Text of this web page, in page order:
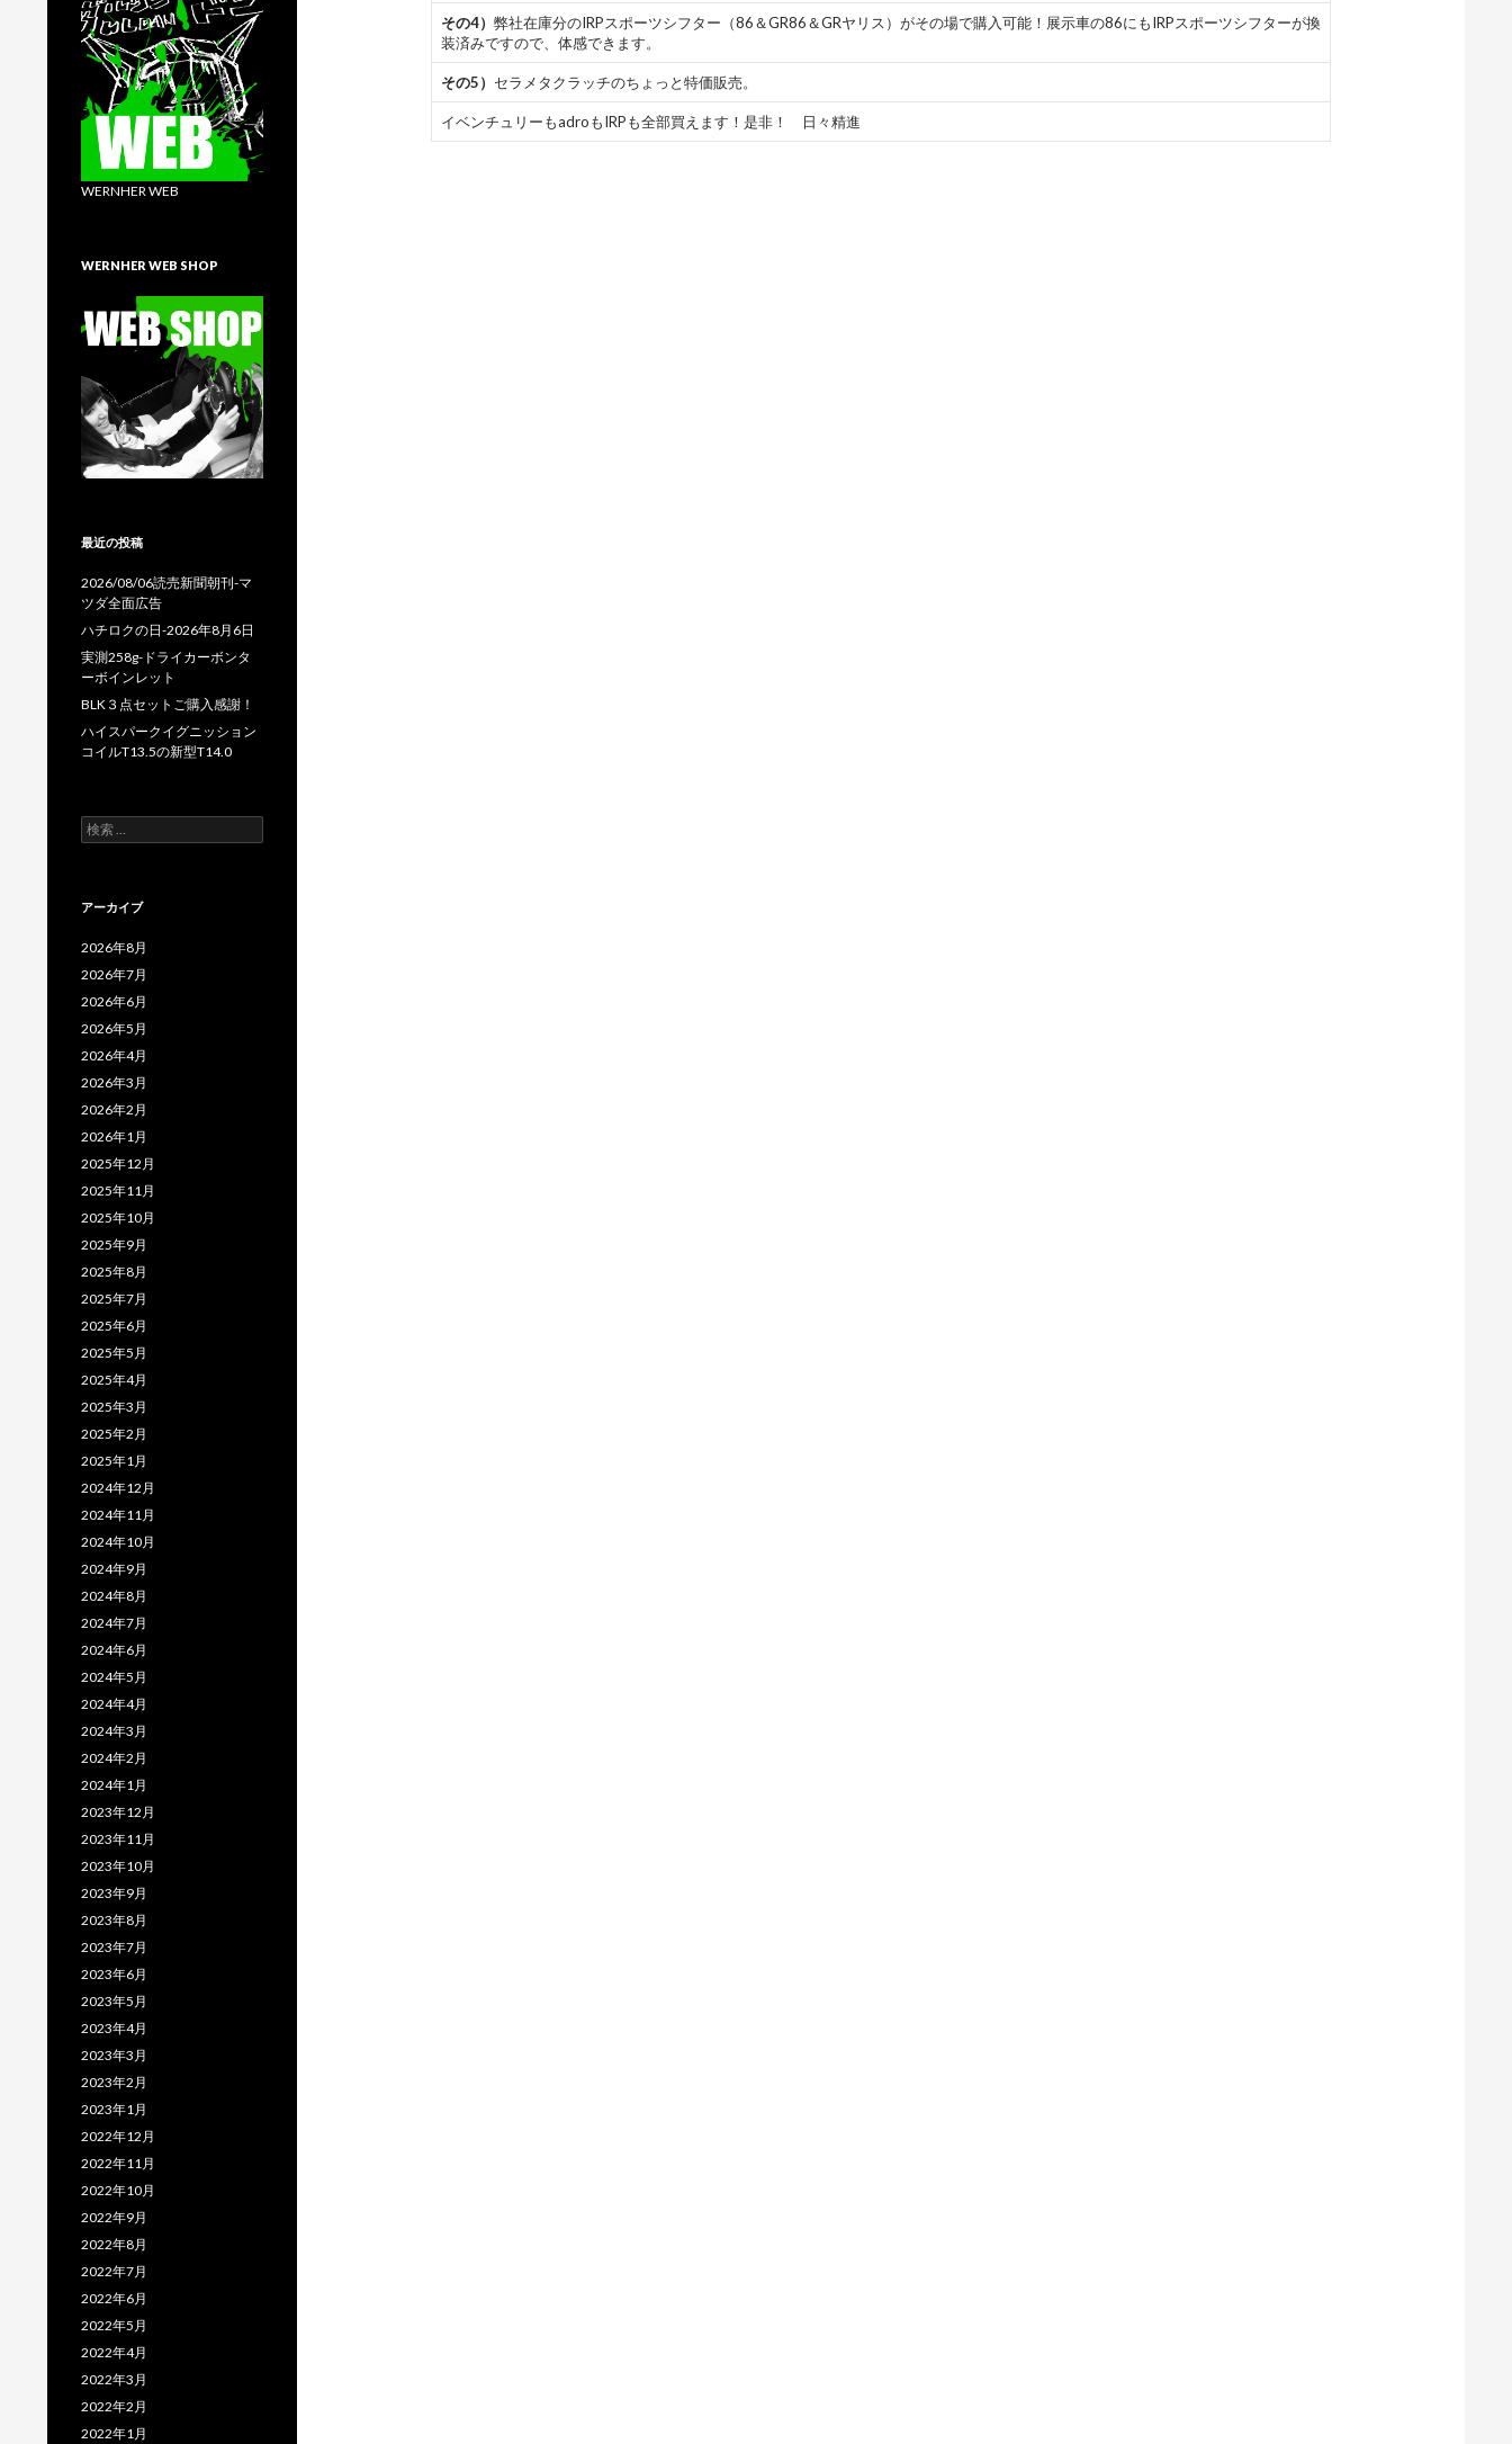
その4） 弊社在庫分のIRPスポーツシフター（86＆GR86＆GRヤリス）がその場で購入可能！展示車の86にもIRPスポーツシフターが換
装済みですので、体感できます。
その5） セラメタクラッチのちょっと特価販売。
イベンチュリーもadroもIRPも全部買えます！是非！ 日々精進
WERNHER WEB
WERNHER WEB SHOP
最近の投稿
2026/08/06読売新聞朝刊-マ
ツダ全面広告
ハチロクの日-2026年8月6日
実測258g-ドライカーボンタ
ーボインレット
BLK３点セットご購入感謝！
ハイスパークイグニッション
コイルT13.5の新型T14.0
検
索
アーカイブ
2026年8月
2026年7月
2026年6月
2026年5月
2026年4月
2026年3月
2026年2月
2026年1月
2025年12月
2025年11月
2025年10月
2025年9月
2025年8月
2025年7月
2025年6月
2025年5月
2025年4月
2025年3月
2025年2月
2025年1月
2024年12月
2024年11月
2024年10月
2024年9月
2024年8月
2024年7月
2024年6月
2024年5月
2024年4月
2024年3月
2024年2月
2024年1月
2023年12月
2023年11月
2023年10月
2023年9月
2023年8月
2023年7月
2023年6月
2023年5月
2023年4月
2023年3月
2023年2月
2023年1月
2022年12月
2022年11月
2022年10月
2022年9月
2022年8月
2022年7月
2022年6月
2022年5月
2022年4月
2022年3月
2022年2月
2022年1月